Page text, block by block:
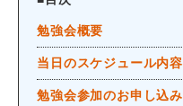
勉強会概要
当日のスケジュール内容
勉強会参加のお申し込み